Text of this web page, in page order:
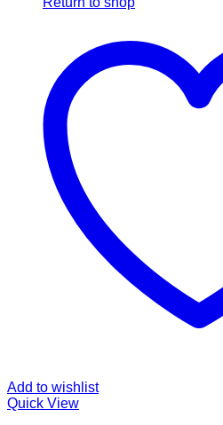
Add to wishlist
Quick View